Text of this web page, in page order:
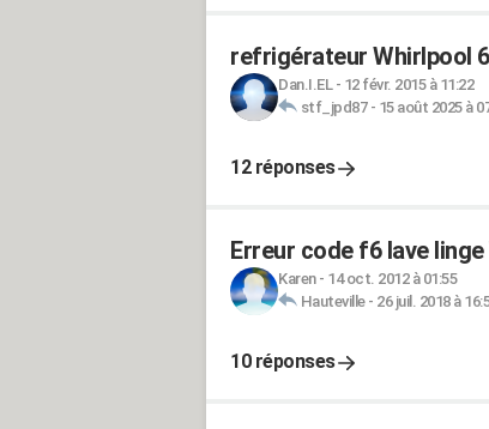
refrigérateur Whirlpool
Dan.I.EL- 12 févr. 2015 à 11:22
stf_jpd87- 15 août 2025 à
12 réponses
Erreur code f6 lave
Karen- 14 oct. 2012 à 01:55
Hauteville- 26 juil. 2018 à
10 réponses